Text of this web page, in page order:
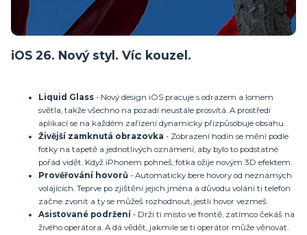
iOS 26. Nový styl. Víc kouzel.
Liquid Glass - Nový design iOS pracuje s odrazem a lomem
světla, takže všechno na pozadí neustále prosvítá. A prostředí
aplikací se na každém zařízení dynamicky přizpůsobuje obsahu.
Živější zamknutá obrazovka - Zobrazení hodin se mění podle
fotky na tapetě a jednotlivých oznámení, aby bylo to podstatné
pořád vidět. Když iPhonem pohneš, fotka ožije novým 3D efektem.
Prověřování hovorů - Automaticky bere hovory od neznámých
volajících. Teprve po zjištění jejich jména a důvodu volání ti telefon
začne zvonit a ty se můžeš rozhodnout, jestli hovor vezmeš.
Asistované podržení - Drží ti místo ve frontě, zatímco čekáš na
živého operátora. A dá vědět, jakmile se ti operátor může věnovat.